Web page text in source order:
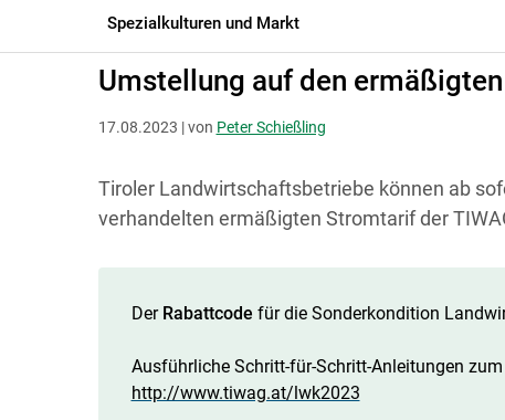
Spezialkulturen und Markt
LK Tirol Bauen, Energie & Technik
Umstellung auf den
17.08.2023 | von Peter Schießling
Tiroler Landwirtschaftsbetriebe können ab
verhandelten ermäßigten Stromtarif der
Der Rabattcode für die Sonderkondition
Ausführliche Schritt-für-Schritt-Anleitungen zum
http://www.tiwag.at/lwk2023